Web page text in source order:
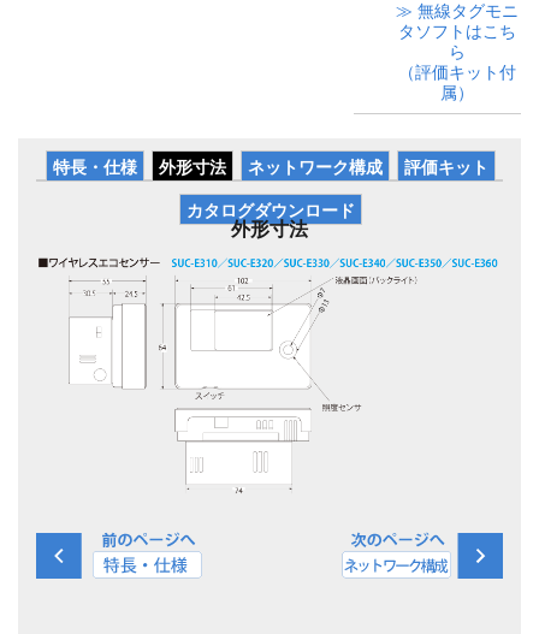
≫ 無線タグモニ
タソフトはこち
ら
（評価キット付
属）
特長・仕様 外形寸法 ネットワーク構成 評価キット
カタログダウンロード
外形寸法